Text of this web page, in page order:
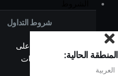
شروط التداول
نظرة على
الفروقات
المنطقة الحالية:
العربية